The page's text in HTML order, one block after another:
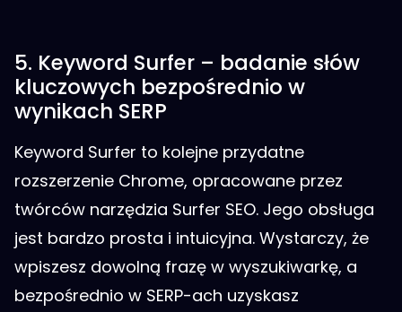
5. Keyword Surfer – badanie słów
kluczowych bezpośrednio w
wynikach SERP
Keyword Surfer to kolejne przydatne
rozszerzenie Chrome, opracowane przez
twórców narzędzia Surfer SEO. Jego obsługa
jest bardzo prosta i intuicyjna. Wystarczy, że
wpiszesz dowolną frazę w wyszukiwarkę, a
bezpośrednio w SERP-ach uzyskasz